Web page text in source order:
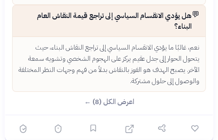
💬هل يؤدي الانقسام السياسي إلى تراجع قيمة النقاش العام
البناء؟
نعم، غالبًا ما يؤدي الانقسام السياسي إلى تراجع النقاش البناء، حيث
يتحول الحوار إلى جدل عقيم يركز على الهجوم الشخصي وتشويه سمعة
الآخر. يصبح الهدف هو الفوز بالنقاش بدلاً من فهم وجهات النظر المختلفة
والوصول إلى حلول مشتركة.
اعرض الكل (8) ←